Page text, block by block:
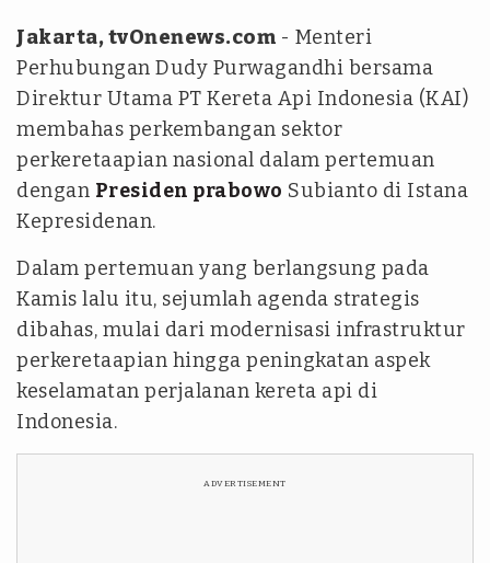
Jakarta, tvOnenews.com - Menteri
Perhubungan Dudy Purwagandhi bersama
Direktur Utama PT Kereta Api Indonesia (KAI)
membahas perkembangan sektor
perkeretaapian nasional dalam pertemuan
dengan Presiden prabowo Subianto di Istana
Kepresidenan.
Dalam pertemuan yang berlangsung pada
Kamis lalu itu, sejumlah agenda strategis
dibahas, mulai dari modernisasi infrastruktur
perkeretaapian hingga peningkatan aspek
keselamatan perjalanan kereta api di
Indonesia.
ADVERTISEMENT